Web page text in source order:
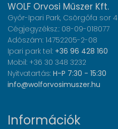
WOLF Orvosi Műszer Kft.
Győr-Ipari Park, Csörgőfa sor 4
Cégjegyzéksz.: 08-09-018077
Adószám: 14752205-2-08
Ipari park tel: +36 96 428 160
Mobil: +36 30 348 3232
Nyitvatartás: H-P 7:30 - 15:30
info@wolforvosimuszer.hu
Információk